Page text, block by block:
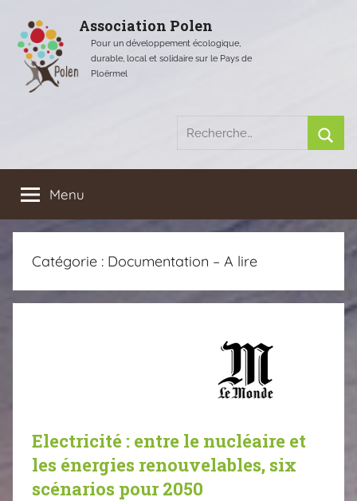
contenu
Association Polen
Pour un développement écologique,
durable, local et solidaire sur le Pays de
Ploërmel
Recherche
:
Menu
Catégorie : Documentation – A lire
Electricité : entre le nucléaire et
les énergies renouvelables, six
scénarios pour 2050